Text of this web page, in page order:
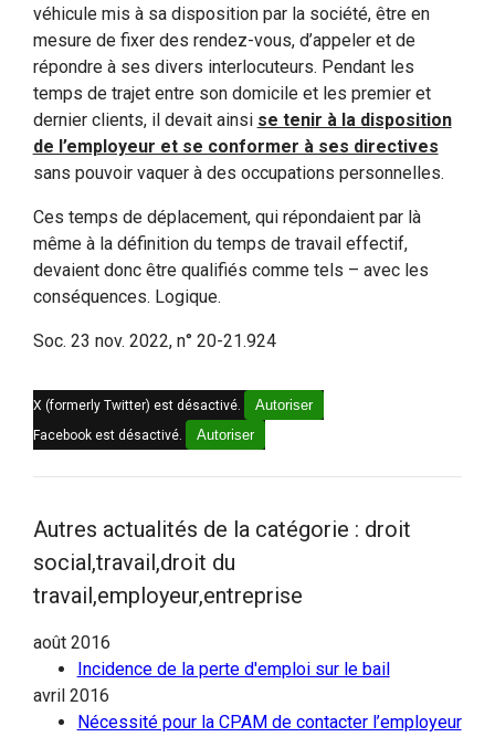
véhicule mis à sa disposition par la société, être en
mesure de fixer des rendez-vous, d’appeler et de
répondre à ses divers interlocuteurs. Pendant les
temps de trajet entre son domicile et les premier et
dernier clients, il devait ainsi se tenir à la disposition
de l’employeur et se conformer à ses directives
sans pouvoir vaquer à des occupations personnelles.
Ces temps de déplacement, qui répondaient par là
même à la définition du temps de travail effectif,
devaient donc être qualifiés comme tels – avec les
conséquences. Logique.
Soc. 23 nov. 2022, n° 20-21.924
X (formerly Twitter) est désactivé. Autoriser
Facebook est désactivé. Autoriser
Autres actualités de la catégorie : droit
social,travail,droit du
travail,employeur,entreprise
août 2016
Incidence de la perte d'emploi sur le bail
avril 2016
Nécessité pour la CPAM de contacter l’employeur